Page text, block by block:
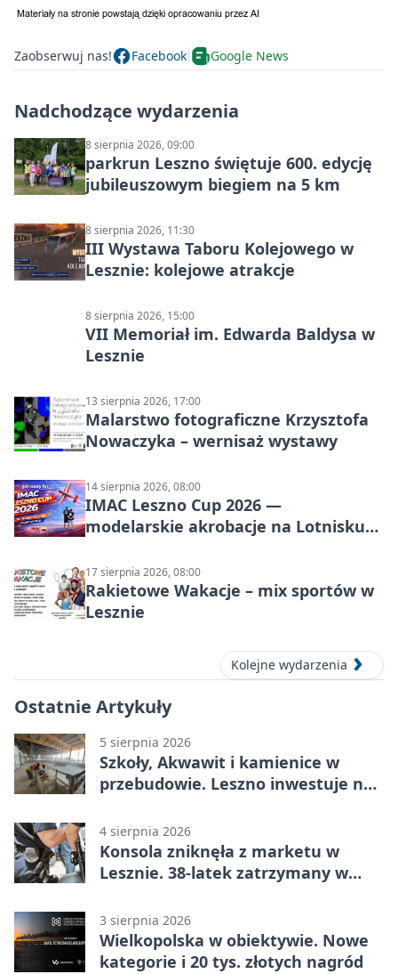
Zaobserwuj nas! Facebook Google News
Nadchodzące wydarzenia
8 sierpnia 2026, 09:00
parkrun Leszno świętuje 600. edycję
jubileuszowym biegiem na 5 km
8 sierpnia 2026, 11:30
III Wystawa Taboru Kolejowego w
Lesznie: kolejowe atrakcje
8 sierpnia 2026, 15:00
VII Memoriał im. Edwarda Baldysa w
Lesznie
13 sierpnia 2026, 17:00
Malarstwo fotograficzne Krzysztofa
Nowaczyka – wernisaż wystawy
14 sierpnia 2026, 08:00
IMAC Leszno Cup 2026 —
modelarskie akrobacje na Lotnisku
17 sierpnia 2026, 08:00
Rakietowe Wakacje – mix sportów w
Lesznie
Kolejne wydarzenia
Ostatnie Artykuły
5 sierpnia 2026
Szkoły, Akwawit i kamienice w
przebudowie. Leszno inwestuje na
4 sierpnia 2026
Konsola zniknęła z marketu w
Lesznie. 38-latek zatrzymany w
3 sierpnia 2026
Wielkopolska w obiektywie. Nowe
kategorie i 20 tys. złotych nagród